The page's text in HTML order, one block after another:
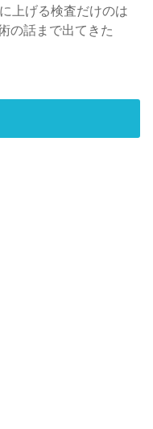
上げる検査だけのは
の話まで出てきた